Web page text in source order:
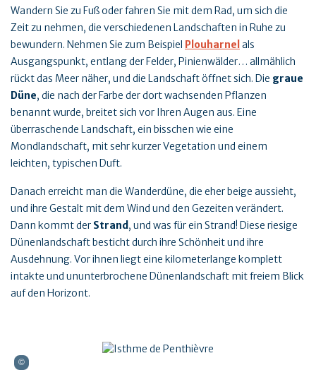
Wandern Sie zu Fuß oder fahren Sie mit dem Rad, um sich die
Zeit zu nehmen, die verschiedenen Landschaften in Ruhe zu
bewundern. Nehmen Sie zum Beispiel Plouharnel als
Ausgangspunkt, entlang der Felder, Pinienwälder… allmählich
rückt das Meer näher, und die Landschaft öffnet sich. Die graue
Düne, die nach der Farbe der dort wachsenden Pflanzen
benannt wurde, breitet sich vor Ihren Augen aus. Eine
überraschende Landschaft, ein bisschen wie eine
Mondlandschaft, mit sehr kurzer Vegetation und einem
leichten, typischen Duft.
Danach erreicht man die Wanderdüne, die eher beige aussieht,
und ihre Gestalt mit dem Wind und den Gezeiten verändert.
Dann kommt der Strand , und was für ein Strand! Diese riesige
Dünenlandschaft besticht durch ihre Schönheit und ihre
Ausdehnung. Vor ihnen liegt eine kilometerlange komplett
intakte und ununterbrochene Dünenlandschaft mit freiem Blick
auf den Horizont.